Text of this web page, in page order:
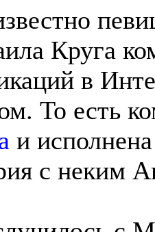
Круга
в
То есть
и
с неким